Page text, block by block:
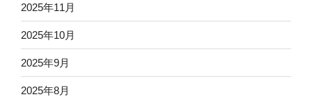
2025年11月
2025年10月
2025年9月
2025年8月